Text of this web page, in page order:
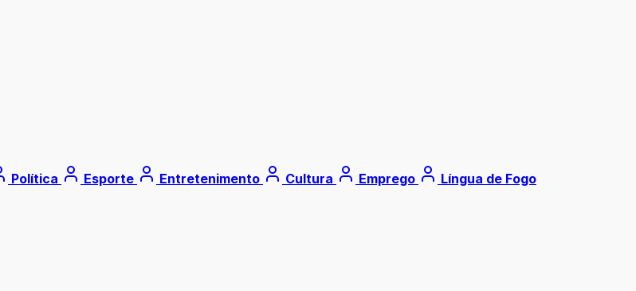
Política Esporte Entretenimento Cultura Emprego Língua de Fogo